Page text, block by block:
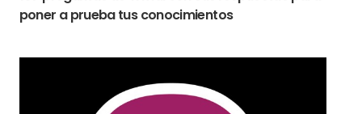
poner a prueba tus conocimientos